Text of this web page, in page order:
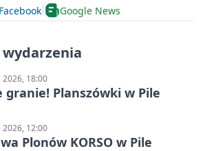
Facebook Google News
18:00
granie! Planszówki w Pile
12:00
Plonów KORSO w Pile